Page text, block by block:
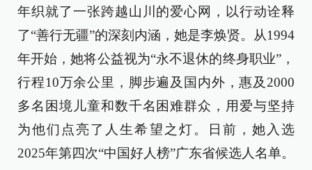
年织就了一张跨越山川的爱心网，以行动诠释
了“善行无疆”的深刻内涵，她是李焕贤。从1994
年开始，她将公益视为“永不退休的终身职业”，
行程10万余公里，脚步遍及国内外，惠及2000
多名困境儿童和数千名困难群众，用爱与坚持
为他们点亮了人生希望之灯。日前，她入选
2025年第四次“中国好人榜”广东省候选人名单。